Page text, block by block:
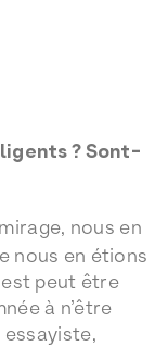
? Sont-
nous en
nous en étions
est peut être
à n’être
essayiste,